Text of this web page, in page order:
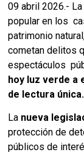
09 abril 2026.-
popular en los
patrimonio
cometan delitos
espectáculos
hoy luz verde a
de lectura única.
La nueva
protección de
públicos de